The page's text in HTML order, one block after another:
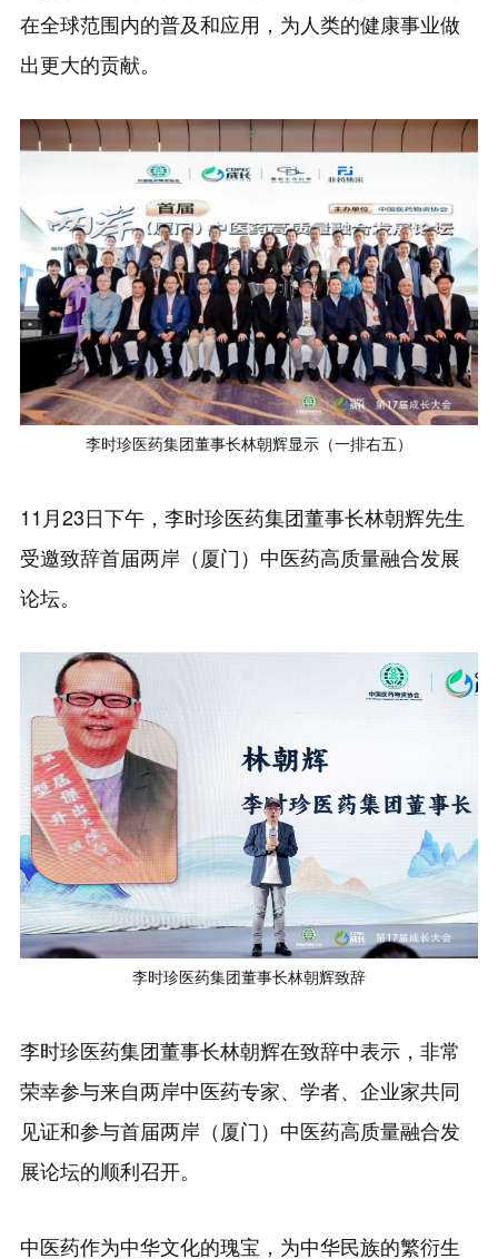
在全球范围内的普及和应用，为人类的健康事业做
出更大的贡献。
李时珍医药集团董事长林朝辉显示（一排右五）
11月23日下午，李时珍医药集团董事长林朝辉先生
受邀致辞首届两岸（厦门）中医药高质量融合发展
论坛。
李时珍医药集团董事长林朝辉致辞
李时珍医药集团董事长林朝辉在致辞中表示，非常
荣幸参与来自两岸中医药专家、学者、企业家共同
见证和参与首届两岸（厦门）中医药高质量融合发
展论坛的顺利召开。
中医药作为中华文化的瑰宝，为中华民族的繁衍生